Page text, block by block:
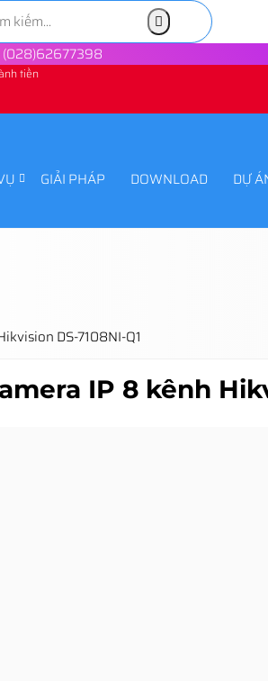
(028)62677398
tiền
GIẢI PHÁP DOWNLOAD DỰ
DS-7108NI-Q1
IP 8 kênh